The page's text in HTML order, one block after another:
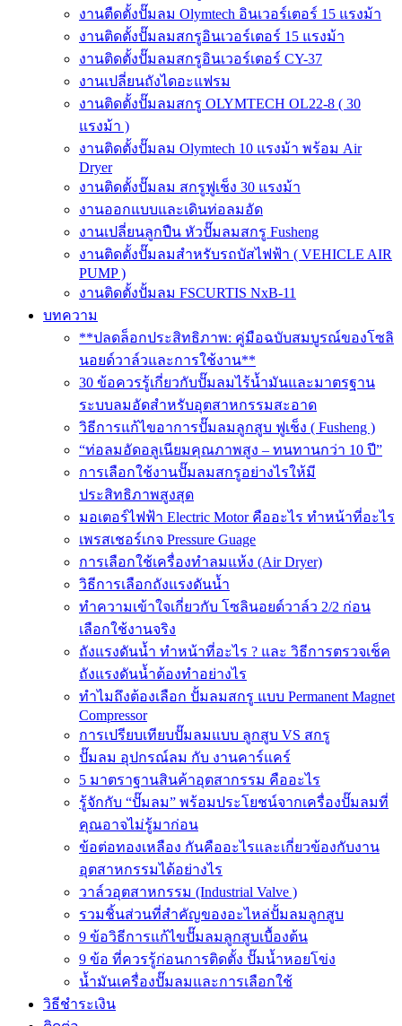
งานตืดตั้งปั๊มลม Olymtech อินเวอร์เตอร์ 15 แรงม้า
งานติดตั้งปั๊มลมสกรูอินเวอร์เตอร์ 15 แรงม้า
งานติดตั้งปั๊มลมสกรูอินเวอร์เตอร์ CY-37
งานเปลี่ยนถังไดอะแฟรม
งานติดตั้งปั๊มลมสกรู OLYMTECH OL22-8 ( 30
แรงม้า )
งานติดตั้งปั๊มลม Olymtech 10 แรงม้า พร้อม Air
Dryer
งานติดตั้งปั๊มลม สกรูฟูเช็ง 30 แรงม้า
งานออกแบบและเดินท่อลมอัด
งานเปลี่ยนลูกปืน หัวปั๊มลมสกรู Fusheng
งานติดตั้งปั๊มลมสำหรับรถบัสไฟฟ้า ( VEHICLE AIR
PUMP )
งานติดตั้งปั้มลม FSCURTIS NxB-11
บทความ
**ปลดล็อกประสิทธิภาพ: คู่มือฉบับสมบูรณ์ของโซลิ
นอยด์วาล์วและการใช้งาน**
30 ข้อควรรู้เกี่ยวกับปั๊มลมไร้น้ำมันและมาตรฐาน
ระบบลมอัดสำหรับอุตสาหกรรมสะอาด
วิธีการแก้ไขอาการปั๊มลมลูกสูบ ฟูเช็ง ( Fusheng )
“ท่อลมอัดอลูเนียมคุณภาพสูง – ทนทานกว่า 10 ปี”
การเลือกใช้งานปั๊มลมสกรูอย่างไรให้มี
ประสิทธิภาพสูงสุด
มอเตอร์ไฟฟ้า Electric Motor คืออะไร ทำหน้าที่อะไร
เพรสเชอร์เกจ Pressure Guage
การเลือกใช้เครื่องทำลมแห้ง (Air Dryer)
วิธีการเลือกถังแรงดันน้ำ
ทำความเข้าใจเกี่ยวกับ โซลินอยด์วาล์ว 2/2 ก่อน
เลือกใช้งานจริง
ถังแรงดันน้ำ ทำหน้าที่อะไร ? และ วิธีการตรวจเช็ค
ถังแรงดันน้ำต้องทำอย่างไร
ทำไมถึงต้องเลือก ปั้มลมสกรู แบบ Permanent Magnet
Compressor
การเปรียบเทียบปั๊มลมแบบ ลูกสูบ VS สกรู
ปั๊มลม อุปกรณ์ลม กับ งานคาร์แคร์
5 มาตราฐานสินค้าอุตสากรรม คืออะไร
รู้จักกับ “ปั๊มลม” พร้อมประโยชน์จากเครื่องปั๊มลมที่
คุณอาจไม่รู้มาก่อน
ข้อต่อทองเหลือง กันคืออะไรและเกี่ยวข้องกับงาน
อุตสาหกรรมได้อย่างไร
วาล์วอุตสาหกรรม (Industrial Valve )
รวมชิ้นส่วนที่สำคัญของอะไหล่ปั้มลมลูกสูบ
9 ข้อวิธีการแก้ไขปั๊มลมลูกสูบเบื้องต้น
9 ข้อ ที่ควรรู้ก่อนการติดตั้ง ปั๊มน้ำหอยโข่ง
น้ำมันเครื่องปั๊มลมและการเลือกใช้
วิธีชำระเงิน